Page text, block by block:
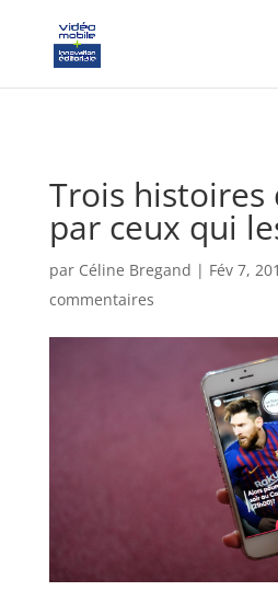
Trois histoires
par ceux qui
par Céline Bregand | Fév 7,
commentaires